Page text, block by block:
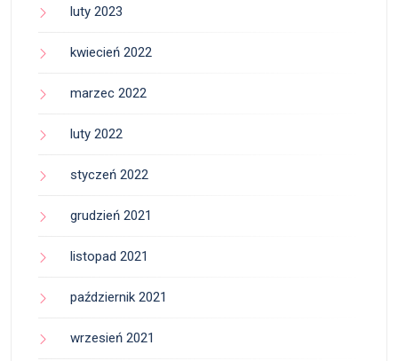
luty 2023
kwiecień 2022
marzec 2022
luty 2022
styczeń 2022
grudzień 2021
listopad 2021
październik 2021
wrzesień 2021